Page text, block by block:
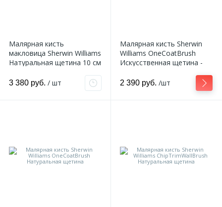
Малярная кисть
макловица Sherwin Williams
Натуральная щетина 10 см
3 380 руб. / шт
Малярная кисть Sherwin
Williams OneCoatBrush
Искусственная щетина -
2 390 руб. /шт